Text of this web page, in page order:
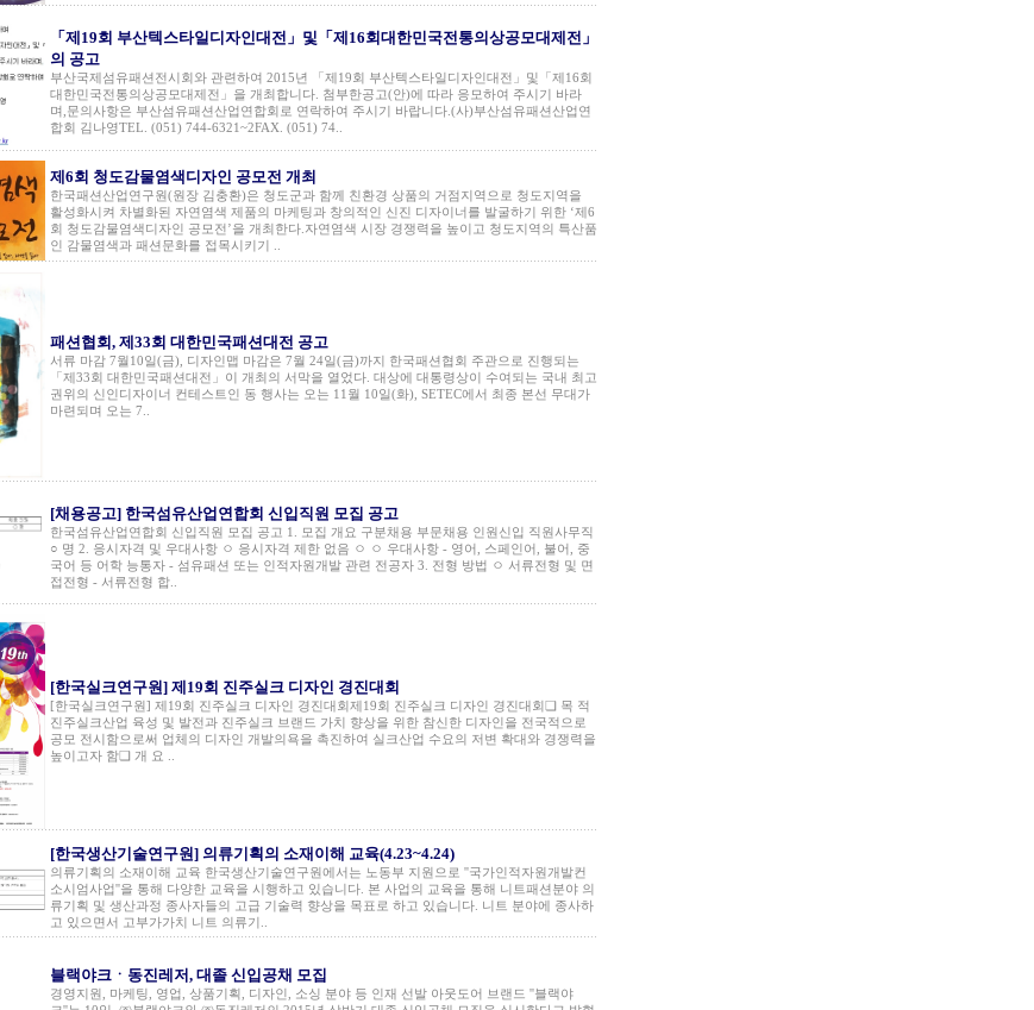
「제19회 부산텍스타일디자인대전」및「제16회대한민국전통의상공모대제전」
의 공고
부산국제섬유패션전시회와 관련하여 2015년 「제19회 부산텍스타일디자인대전」및「제16회
대한민국전통의상공모대제전」을 개최합니다. 첨부한공고(안)에 따라 응모하여 주시기 바라
며,문의사항은 부산섬유패션산업연합회로 연락하여 주시기 바랍니다.(사)부산섬유패션산업연
합회 김나영TEL. (051) 744-6321~2FAX. (051) 74..
제6회 청도감물염색디자인 공모전 개최
한국패션산업연구원(원장 김충환)은 청도군과 함께 친환경 상품의 거점지역으로 청도지역을
활성화시켜 차별화된 자연염색 제품의 마케팅과 창의적인 신진 디자이너를 발굴하기 위한 ‘제6
회 청도감물염색디자인 공모전’을 개최한다.자연염색 시장 경쟁력을 높이고 청도지역의 특산품
인 감물염색과 패션문화를 접목시키기 ..
패션협회, 제33회 대한민국패션대전 공고
서류 마감 7월10일(금), 디자인맵 마감은 7월 24일(금)까지 한국패션협회 주관으로 진행되는
「제33회 대한민국패션대전」이 개최의 서막을 열었다. 대상에 대통령상이 수여되는 국내 최고
권위의 신인디자이너 컨테스트인 동 행사는 오는 11월 10일(화), SETEC에서 최종 본선 무대가
마련되며 오는 7..
[채용공고] 한국섬유산업연합회 신입직원 모집 공고
한국섬유산업연합회 신입직원 모집 공고 1. 모집 개요 구분채용 부문채용 인원신입 직원사무직
○ 명 2. 응시자격 및 우대사항 ㅇ 응시자격 제한 없음 ㅇ ㅇ 우대사항 - 영어, 스페인어, 불어, 중
국어 등 어학 능통자 - 섬유패션 또는 인적자원개발 관련 전공자 3. 전형 방법 ㅇ 서류전형 및 면
접전형 - 서류전형 합..
[한국실크연구원] 제19회 진주실크 디자인 경진대회
[한국실크연구원] 제19회 진주실크 디자인 경진대회제19회 진주실크 디자인 경진대회❏ 목 적
진주실크산업 육성 및 발전과 진주실크 브랜드 가치 향상을 위한 참신한 디자인을 전국적으로
공모 전시함으로써 업체의 디자인 개발의욕을 촉진하여 실크산업 수요의 저변 확대와 경쟁력을
높이고자 함❏ 개 요 ..
[한국생산기술연구원] 의류기획의 소재이해 교육(4.23~4.24)
의류기획의 소재이해 교육 한국생산기술연구원에서는 노동부 지원으로 ''국가인적자원개발컨
소시엄사업''을 통해 다양한 교육을 시행하고 있습니다. 본 사업의 교육을 통해 니트패션분야 의
류기획 및 생산과정 종사자들의 고급 기술력 향상을 목표로 하고 있습니다. 니트 분야에 종사하
고 있으면서 고부가가치 니트 의류기..
블랙야크ㆍ동진레저, 대졸 신입공채 모집
경영지원, 마케팅, 영업, 상품기획, 디자인, 소싱 분야 등 인재 선발 아웃도어 브랜드 ''블랙야